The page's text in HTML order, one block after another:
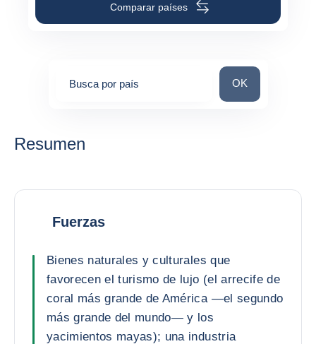
Comparar países
Busca por país Busca por país
OK
Resumen
Fuerzas
Bienes naturales y culturales que
favorecen el turismo de lujo (el arrecife de
coral más grande de América —el segundo
más grande del mundo— y los
yacimientos mayas); una industria